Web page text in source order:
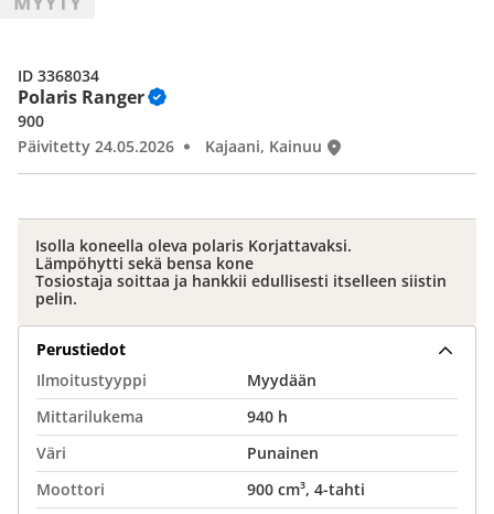
Polaris Ranger
900
Päivitetty 24.05.2026
Kajaani, Kainuu
ID 3368034
Isolla koneella oleva polaris Korjattavaksi.
Lämpöhytti sekä bensa kone
Tosiostaja soittaa ja hankkii edullisesti itselleen siistin
pelin.
Perustiedot
Ilmoitustyyppi
Myydään
Mittarilukema
940 h
Väri
Punainen
Moottori
900 cm³, 4-tahti